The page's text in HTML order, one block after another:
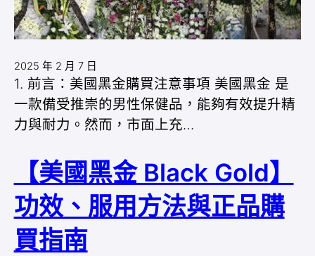
2025 年 2 月 7 日
1. 前言：美國黑金購買注意事項 美國黑金 是
一款備受推崇的男性保健品，能夠有效提升精
力與耐力。然而，市面上充…
【美國黑金 Black Gold】
功效、服用方法與正品購
買指南